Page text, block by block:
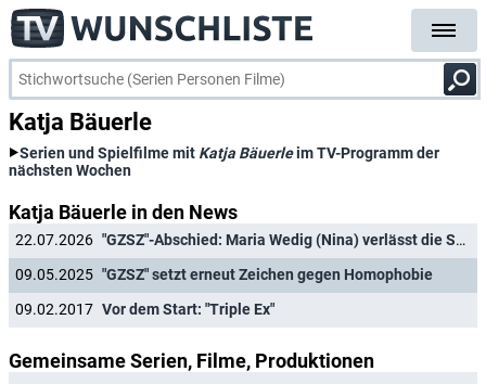
Katja Bäuerle
Serien und Spielfilme mit Katja Bäuerleim TV-Programm der
nächsten Wochen
Katja Bäuerle in den News
22.07.2026
"GZSZ"-Abschied: Maria Wedig (Nina) verlässt die Serie nach neun Jahren
09.05.2025 "GZSZ" setzt erneut Zeichen gegen Homophobie
09.02.2017 Vor dem Start: "Triple Ex"
Gemeinsame Serien, Filme, Produktionen